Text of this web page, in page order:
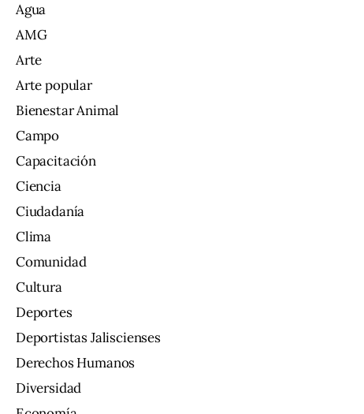
Agua
AMG
Arte
Arte popular
Bienestar Animal
Campo
Capacitación
Ciencia
Ciudadanía
Clima
Comunidad
Cultura
Deportes
Deportistas Jaliscienses
Derechos Humanos
Diversidad